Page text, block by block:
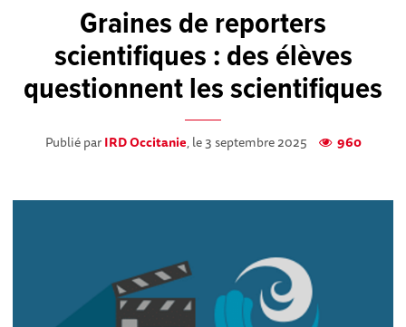
Graines de reporters
scientifiques : des élèves
questionnent les scientifiques
Publié parIRD Occitanie, le 3 septembre 2025 960